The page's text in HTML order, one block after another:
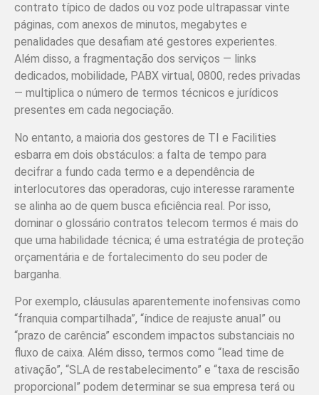
contrato típico de dados ou voz pode ultrapassar vinte
páginas, com anexos de minutos, megabytes e
penalidades que desafiam até gestores experientes.
Além disso, a fragmentação dos serviços — links
dedicados, mobilidade, PABX virtual, 0800, redes privadas
— multiplica o número de termos técnicos e jurídicos
presentes em cada negociação.
No entanto, a maioria dos gestores de TI e Facilities
esbarra em dois obstáculos: a falta de tempo para
decifrar a fundo cada termo e a dependência de
interlocutores das operadoras, cujo interesse raramente
se alinha ao de quem busca eficiência real. Por isso,
dominar o glossário contratos telecom termos é mais do
que uma habilidade técnica; é uma estratégia de proteção
orçamentária e de fortalecimento do seu poder de
barganha.
Por exemplo, cláusulas aparentemente inofensivas como
“franquia compartilhada”, “índice de reajuste anual” ou
“prazo de carência” escondem impactos substanciais no
fluxo de caixa. Além disso, termos como “lead time de
ativação”, “SLA de restabelecimento” e “taxa de rescisão
proporcional” podem determinar se sua empresa terá ou